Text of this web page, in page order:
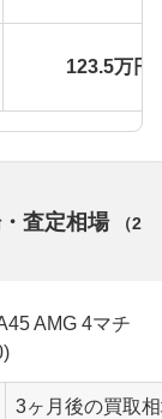
123.5万円
査定相場 （2
AMG 4マチ
3ヶ月後の買取